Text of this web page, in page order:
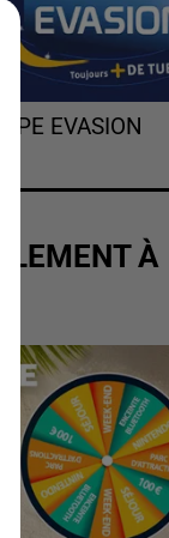
EVASION
À